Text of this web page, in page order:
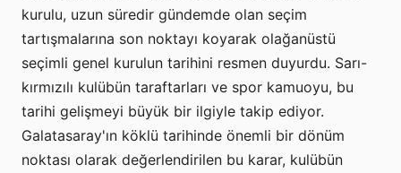
kurulu, uzun süredir gündemde olan seçim
tartışmalarına son noktayı koyarak olağanüstü
seçimli genel kurulun tarihini resmen duyurdu. Sarı-
kırmızılı kulübün taraftarları ve spor kamuoyu, bu
tarihi gelişmeyi büyük bir ilgiyle takip ediyor.
Galatasaray'ın köklü tarihinde önemli bir dönüm
noktası olarak değerlendirilen bu karar, kulübün